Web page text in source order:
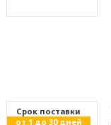
Cрок поставки
от 1 до 30 дней